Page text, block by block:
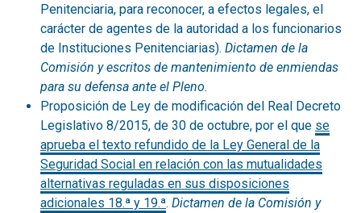
Penitenciaria, para reconocer, a efectos legales, el
carácter de agentes de la autoridad a los funcionarios
de Instituciones Penitenciarias). Dictamen de la
Comisión y escritos de mantenimiento de enmiendas
para su defensa ante el Pleno.
Proposición de Ley de modificación del Real Decreto
Legislativo 8/2015, de 30 de octubre, por el que se
aprueba el texto refundido de la Ley General de la
Seguridad Social en relación con las mutualidades
alternativas reguladas en sus disposiciones
adicionales 18.ª y 19.ª. Dictamen de la Comisión y